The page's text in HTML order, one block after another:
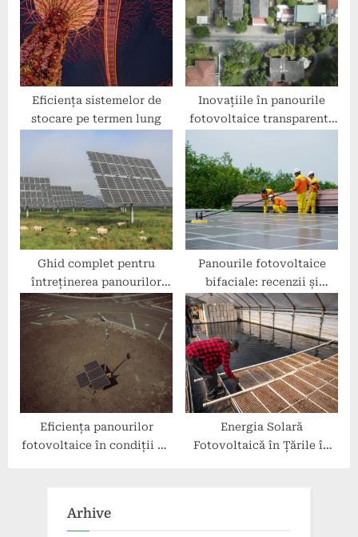
o
s
t
:
t
:
Eficiența sistemelor de
stocare pe termen lung
Inovațiile în panourile
fotovoltaice transparente
Ghid complet pentru
întreținerea panourilor
solare și bateriilor
Panourile fotovoltaice
bifaciale: recenzii și
avantaje
Eficiența panourilor
fotovoltaice în condiții de
Energia Solară
Fotovoltaică în Țările în
Arhive